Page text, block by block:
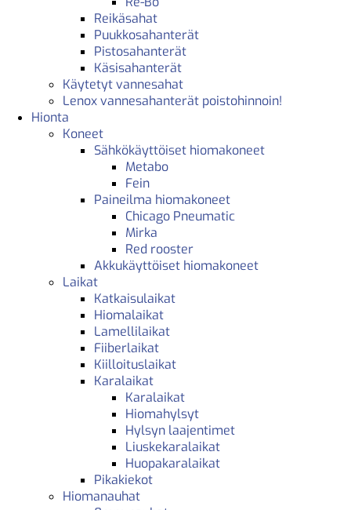
Reikäsahat
Puukkosahanterät
Pistosahanterät
Käsisahanterät
Käytetyt vannesahat
Lenox vannesahanterät poistohinnoin!
Hionta
Koneet
Sähkökäyttöiset hiomakoneet
Metabo
Fein
Paineilma hiomakoneet
Chicago Pneumatic
Mirka
Red rooster
Akkukäyttöiset hiomakoneet
Laikat
Katkaisulaikat
Hiomalaikat
Lamellilaikat
Fiiberlaikat
Kiilloituslaikat
Karalaikat
Karalaikat
Hiomahylsyt
Hylsyn laajentimet
Liuskekaralaikat
Huopakaralaikat
Pikakiekot
Hiomanauhat